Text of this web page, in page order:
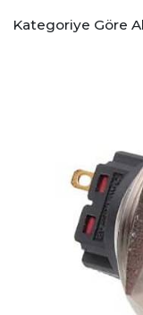
Kategoriye Göre